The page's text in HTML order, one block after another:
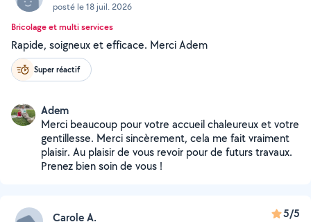
posté le 18 juil. 2026
Bricolage et multi services
Rapide, soigneux et efficace. Merci Adem
Super réactif
Adem
Merci beaucoup pour votre accueil chaleureux et votre
gentillesse. Merci sincèrement, cela me fait vraiment
plaisir. Au plaisir de vous revoir pour de futurs travaux.
Prenez bien soin de vous !
Carole A. 5/5